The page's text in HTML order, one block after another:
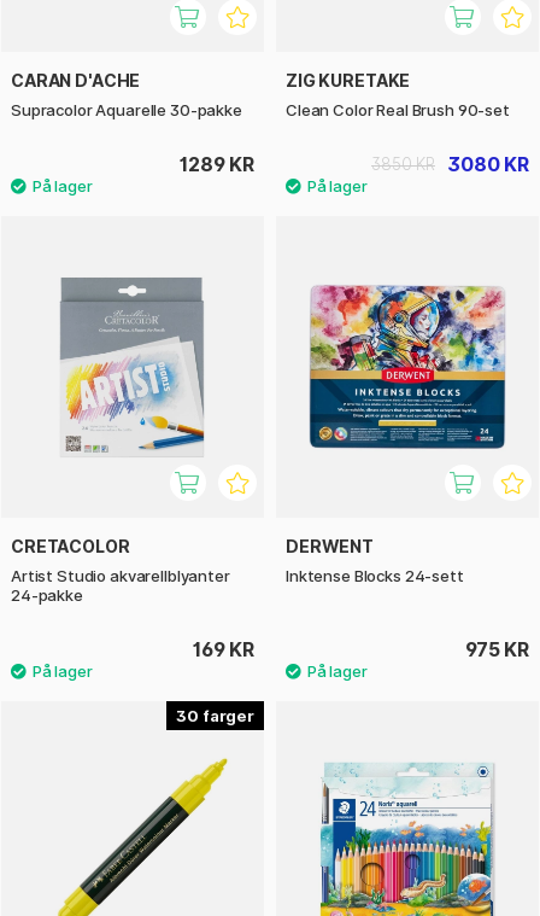
CARAN D'ACHE
Supracolor Aquarelle 30-pakke
1289 KR
ZIG KURETAKE
Clean Color Real Brush 90-set
3080 KR
3850 KR
CRETACOLOR
Artist Studio akvarellblyanter
24-pakke
169 KR
DERWENT
Inktense Blocks 24-sett
975 KR
30